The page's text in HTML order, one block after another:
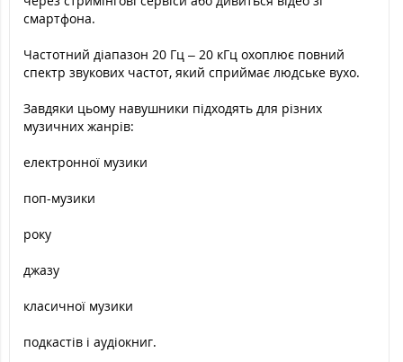
смартфона.
Частотний діапазон 20 Гц – 20 кГц охоплює повний
спектр звукових частот, який сприймає людське вухо.
Завдяки цьому навушники підходять для різних
музичних жанрів:
електронної музики
поп-музики
року
джазу
класичної музики
подкастів і аудіокниг.